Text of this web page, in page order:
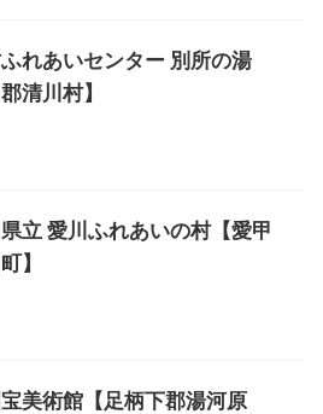
れあいセンター 別所の湯
清川村】
立 愛川ふれあいの村【愛甲
】
美術館【足柄下郡湯河原